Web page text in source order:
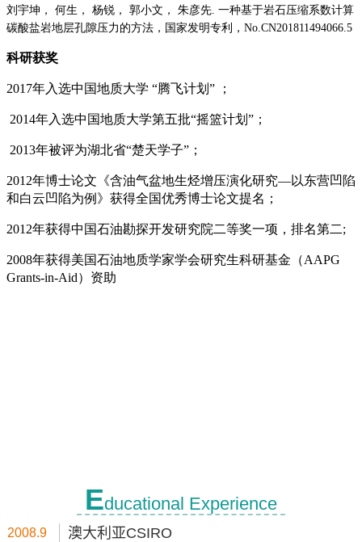
Educational Experience
2008.9 澳大利亚CSIRO